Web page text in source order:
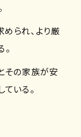
られ、より厳
その家族が安
いる。